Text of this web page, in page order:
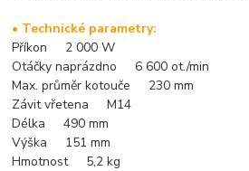
• Technické parametry:
Příkon 2 000 W
Otáčky naprázdno 6 600 ot./min
Max. průměr kotouče 230 mm
Závit vřetena M14
Délka 490 mm
Výška 151 mm
Hmotnost 5,2 kg